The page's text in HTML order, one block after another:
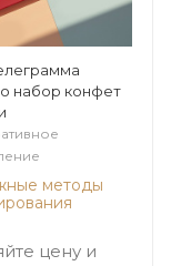
набор конфет
методы
цену и